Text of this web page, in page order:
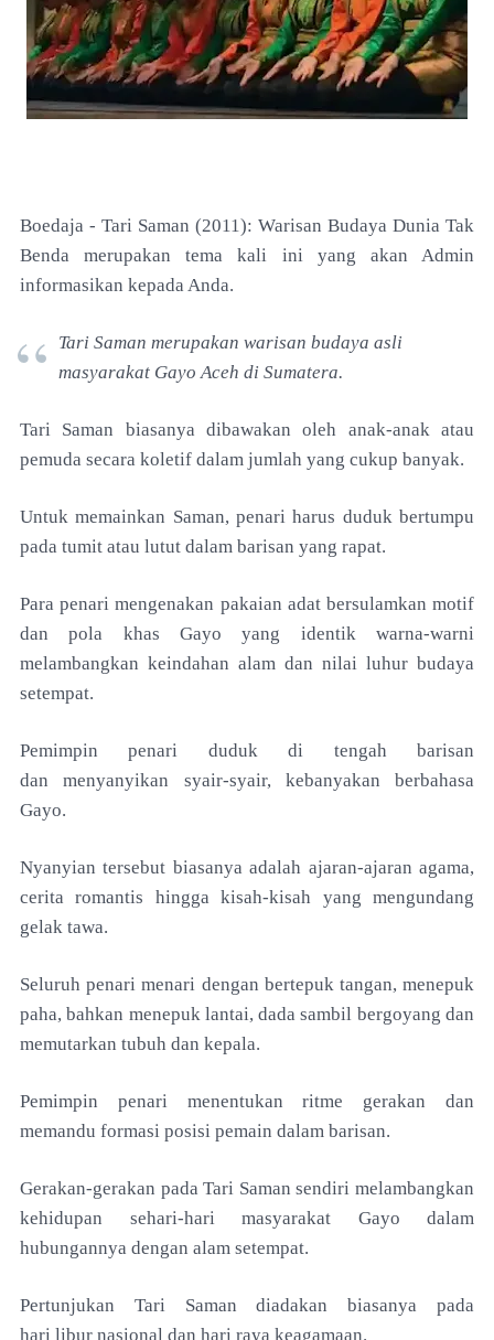
Boedaja - Tari Saman (2011): Warisan Budaya Dunia Tak
Benda merupakan tema kali ini yang akan Admin
informasikan kepada Anda.
Tari Saman merupakan warisan budaya asli
masyarakat Gayo Aceh di Sumatera.
Tari Saman biasanya dibawakanoleh anak-anak atau
pemuda secara koletif dalam jumlah yang cukup banyak.
Untuk memainkan Saman, penari harus duduk bertumpu
pada tumit atau lutut dalam barisan yang rapat.
Para penari mengenakan pakaian adat bersulamkan motif
dan pola khas Gayoyang identik warna-warni
melambangkan keindahan alam dan nilai luhur budaya
setempat.
Pemimpin penari duduk di tengah barisan
danmenyanyikan syair-syair, kebanyakan berbahasa
Gayo.
Nyanyian tersebut biasanya adalah ajaran-ajaran agama,
cerita romantis hingga kisah-kisah yang mengundang
gelak tawa.
Seluruh penari menari dengan bertepuk tangan, menepuk
paha, bahkan menepuk lantai, dada sambil bergoyang dan
memutarkan tubuh dan kepala.
Pemimpin penari menentukan ritme gerakan dan
memandu formasi posisi pemain dalam barisan.
Gerakan-gerakan pada Tari Saman sendiri melambangkan
kehidupan sehari-hari masyarakat Gayo dalam
hubungannya dengan alam setempat.
Pertunjukan Tari Saman diadakan biasanya pada
hari libur nasional dan hari raya keagamaan.